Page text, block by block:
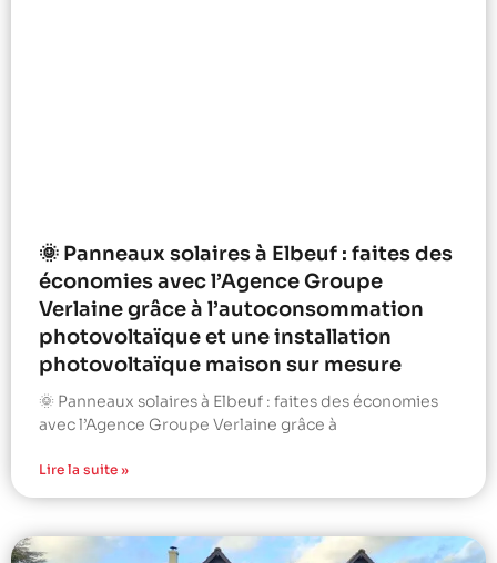
🌞 Panneaux solaires à Elbeuf : faites des
économies avec l’Agence Groupe
Verlaine grâce à l’autoconsommation
photovoltaïque et une installation
photovoltaïque maison sur mesure
🌞 Panneaux solaires à Elbeuf : faites des économies
avec l’Agence Groupe Verlaine grâce à
Lire la suite »